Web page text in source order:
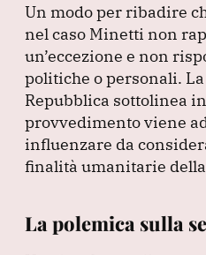
Un modo per ribadire
nel caso Minetti non
un’eccezione e non
politiche o personali.
Repubblica sottolinea
provvedimento viene
influenzare da
finalità umanitarie
La polemica sulla